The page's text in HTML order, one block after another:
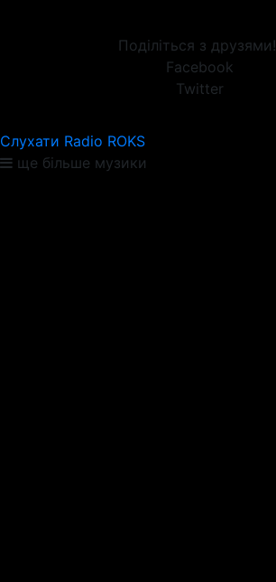
Поділіться з друзями!
Facebook
Twitter
Слухати Radio ROKS
ще більше музики